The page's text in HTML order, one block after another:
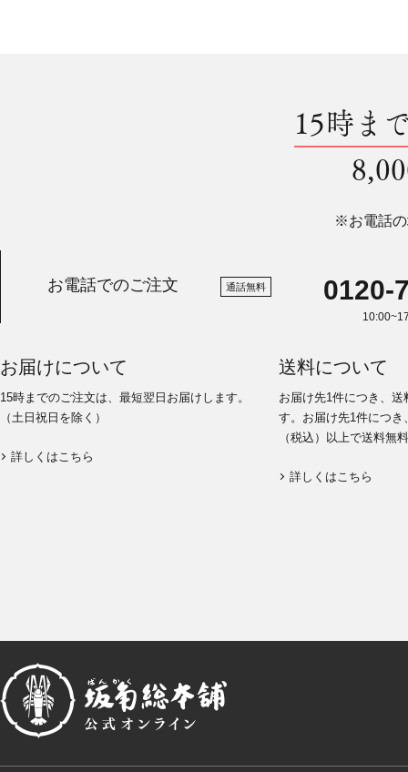
15時ま
※お電話の
お電話でのご注文 通話無料 0120-
お届けについて
15時までのご注文は、最短翌日お届けします。
（土日祝日を除く）
詳しくはこちら
送料について
お届け先1件につき、
す。お届け先1件につき
（税込）以上で送料無
詳しくはこちら